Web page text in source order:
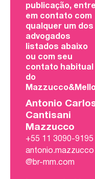
publicação, entre
em contato com
qualquer um dos
advogados
listados abaixo
ou com seu
contato habitual
do
Antonio
Cantisani
Mazzucco
+55 11 3090-9195
antonio.mazzucco
@br-mm.com